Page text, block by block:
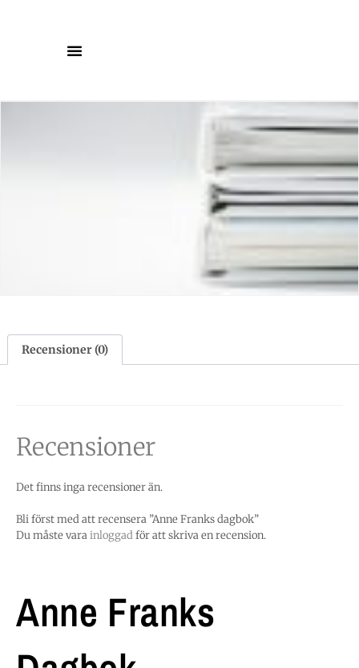
Recensioner (0)
Recensioner
Det finns inga recensioner än.
Bli först med att recensera ”Anne Franks dagbok”
Du måste varainloggadför att skriva en recension.
Anne Franks